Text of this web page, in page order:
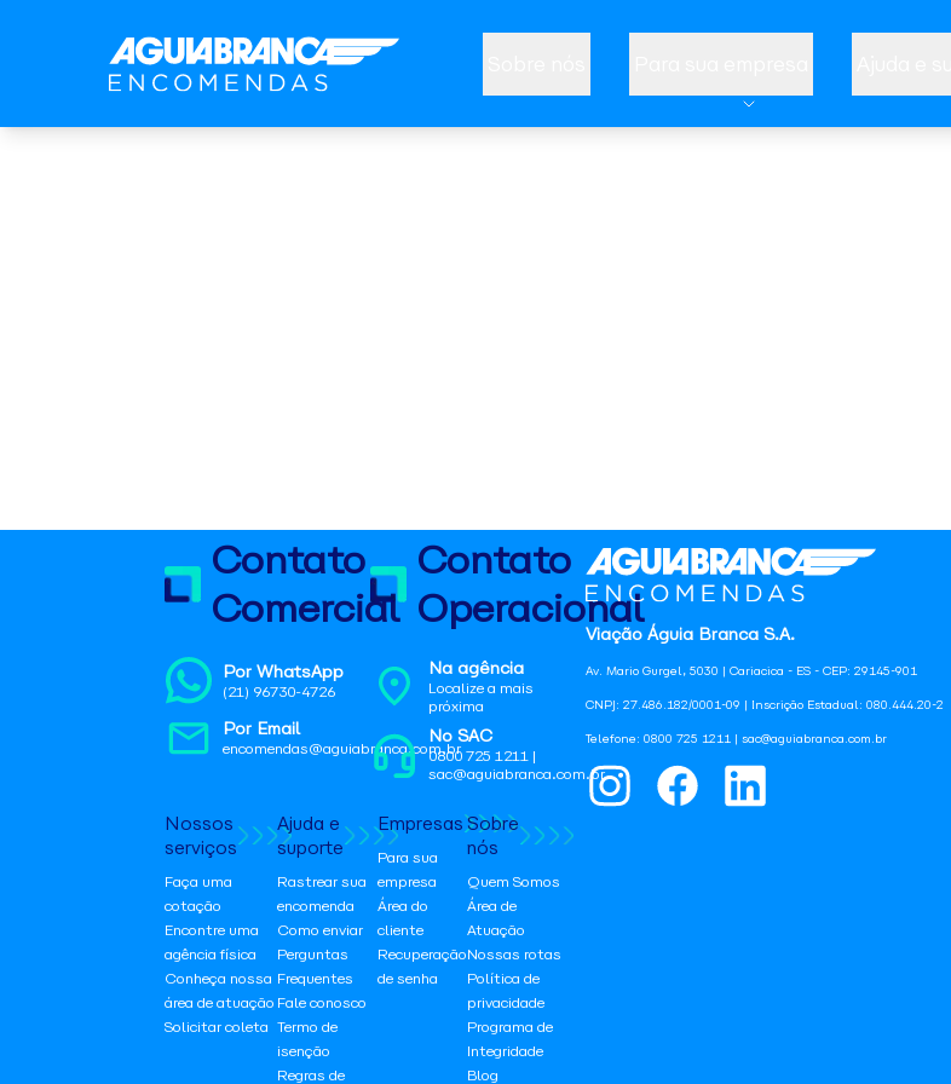
Viação Águia Branca S.A.
Av. Mario Gurgel, 5030 | Cariacica - ES - CEP: 29145-901
CNPJ: 27.486.182/0001-09 | Inscrição Estadual: 080.444.20-2
Telefone: 0800 725 1211 | sac@aguiabranca.com.br
Contato
Comercial
Por WhatsApp
(21) 96730-4726
Por Email
encomendas@aguiabranca.com.br
Contato
Operacional
Na agência
Localize a mais
próxima
No SAC
0800 725 1211 |
sac@aguiabranca.com.br
Nossos
serviços
Faça uma
cotação
Encontre uma
agência física
Conheça nossa
área de atuação
Solicitar coleta
Ajuda e
suporte
Rastrear sua
encomenda
Como enviar
Perguntas
Frequentes
Fale conosco
Termo de
isenção
Regras de
Empresas
Para sua
empresa
Área do
cliente
Recuperação
de senha
Sobre
nós
Quem Somos
Área de
Atuação
Nossas rotas
Política de
privacidade
Programa de
Integridade
Blog